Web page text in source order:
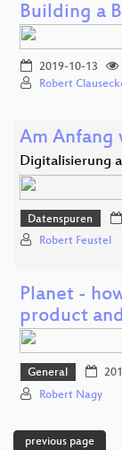
Building a
2019-10-13
Robert
Am Anfang
Digitalisierung
Datenspuren
Robert Feustel
Planet -
product
General
Robert Nagy
previous page